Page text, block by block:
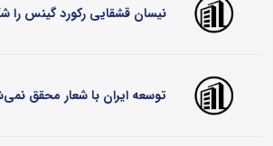
نیسان قشقایی رکورد گینس
توسعه ایران با شعار محقق